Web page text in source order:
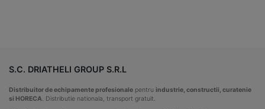
S.C. DRIATHELI GROUP S.R.L
Distribuitor de echipamente profesionale pentru industrie, constructii, curatenie
si HORECA. Distributie nationala, transport gratuit.